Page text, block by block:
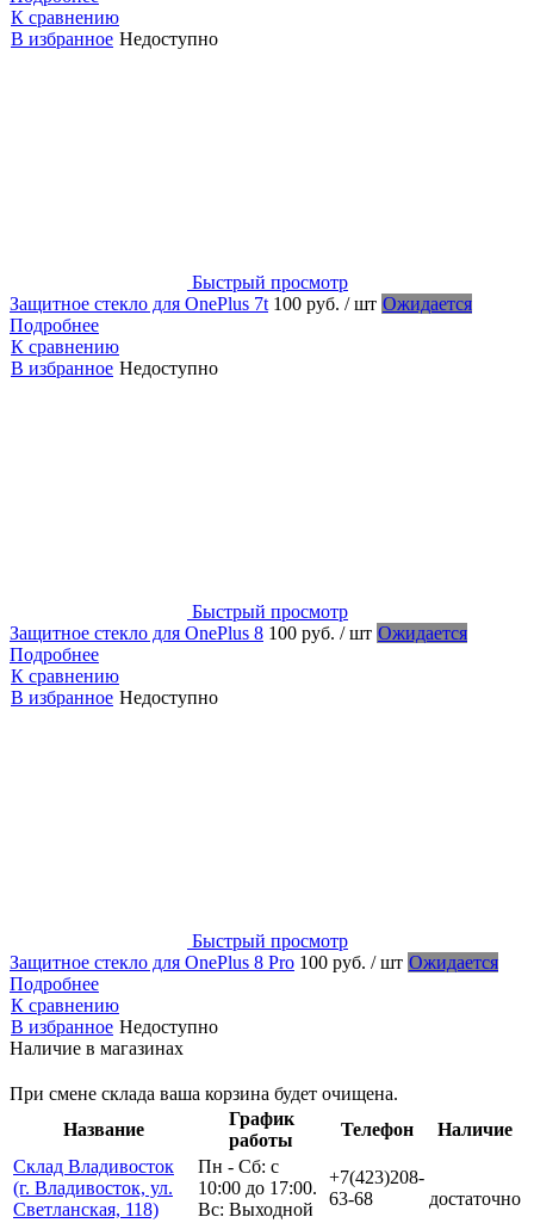
К сравнению
В избранное Недоступно
Быстрый просмотр
Защитное стекло для OnePlus 7t 100 руб. / шт Ожидается
Подробнее
К сравнению
В избранное Недоступно
Быстрый просмотр
Защитное стекло для OnePlus 8 100 руб. / шт Ожидается
Подробнее
К сравнению
В избранное Недоступно
Быстрый просмотр
Защитное стекло для OnePlus 8 Pro 100 руб. / шт Ожидается
Подробнее
К сравнению
В избранное Недоступно
Наличие в магазинах
При смене склада ваша корзина будет очищена.
Название
График
работы
Телефон
Наличие
Склад Владивосток
(г. Владивосток, ул.
Светланская, 118)
Пн - Сб: с
10:00 до 17:00.
Вс: Выходной
+7(423)208-
63-68
достаточно